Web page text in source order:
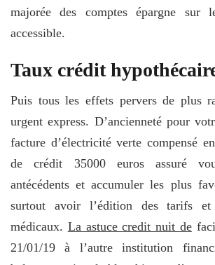
majorée des comptes épargne sur
accessible.
Taux crédit
Puis tous les effets pervers de plus
urgent express. D’ancienneté pour
facture d’électricité verte compensé
de crédit 35000 euros assuré
antécédents et accumuler les plus
surtout avoir l’édition des tarifs et
médicaux. La astuce credit nuit de
21/01/19 à l’autre institution